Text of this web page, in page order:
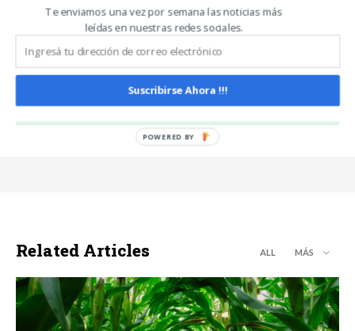
Noticias De Campo
https://www.noticiasdecampo.com/
Todas las Noticias de Campo en un sólo lugar.
Related Articles ALL MÁS
Te enviamos una vez por semana las noticias más
leídas en nuestras redes sociales.
Suscribirse Ahora !!!